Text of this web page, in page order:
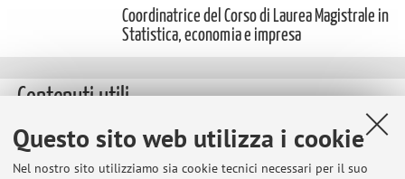
Questo sito web utilizza i cookie
Nel nostro sito utilizziamo sia cookie tecnici necessari per il suo
Coordinatrice del Corso di Laurea Magistrale in
Statistica, economia e impresa
Contenuti utili
Al momento non sono presenti contenuti.